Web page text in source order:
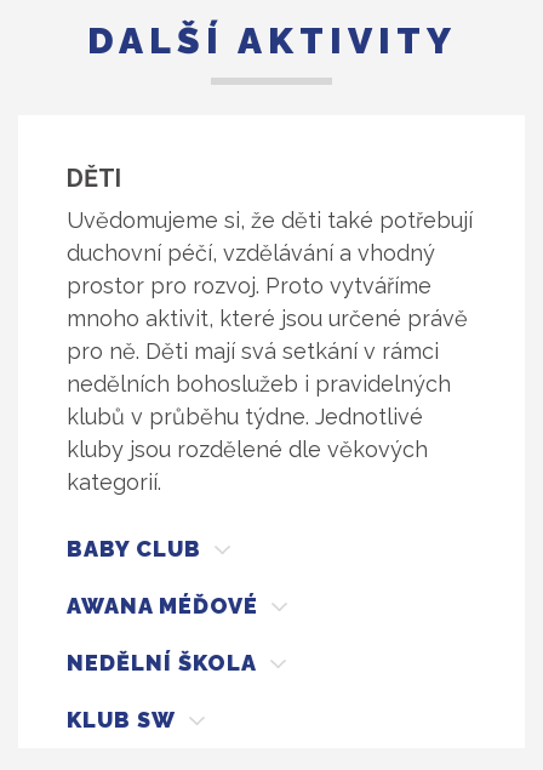
DALŠÍ AKTIVITY
DĚTI
Uvědomujeme si, že děti také potřebují
duchovní péčí, vzdělávání a vhodný
prostor pro rozvoj. Proto vytváříme
mnoho aktivit, které jsou určené právě
pro ně. Děti mají svá setkání v rámci
nedělních bohoslužeb i pravidelných
klubů v průběhu týdne. Jednotlivé
kluby jsou rozdělené dle věkových
kategorií.
BABY CLUB
AWANA MÉĎOVÉ
NEDĚLNÍ ŠKOLA
KLUB SW